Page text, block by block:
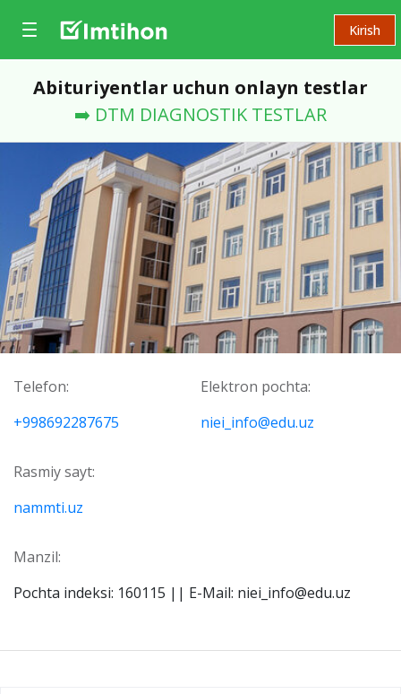
Kirish
Abituriyentlar uchun onlayn testlar
➡️ DTM DIAGNOSTIK TESTLAR
Telefon:
+998692287675
Elektron pochta:
niei_info@edu.uz
Rasmiy sayt:
nammti.uz
Manzil:
Pochta indeksi: 160115 || E-Mail: niei_info@edu.uz